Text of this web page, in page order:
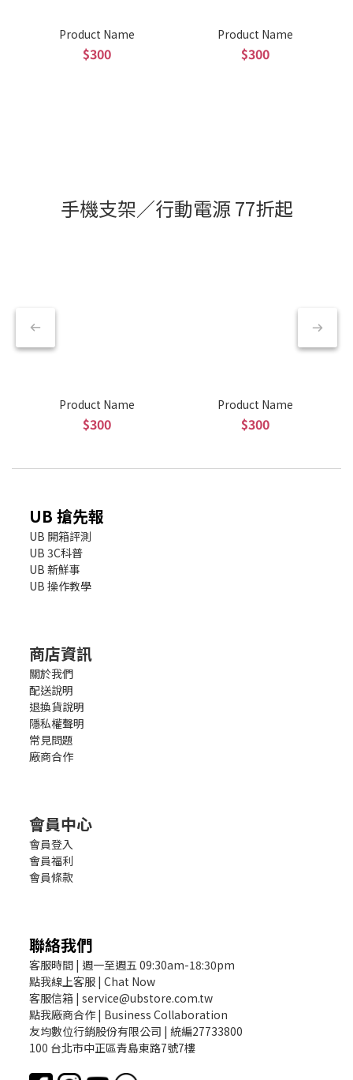
Product Name
$300
Product Name
$300
手機支架／行動電源 77折起
Product Name
$300
Product Name
$300
UB 搶先報
UB 開箱評測
UB 3C科普
UB 新鮮事
UB 操作教學
商店資訊
關於我們
配送說明
退換貨說明
隱私權聲明
常見問題
廠商合作
會員中心
會員登入
會員福利
會員條款
聯絡我們
客服時間 | 週一至週五 09:30am-18:30pm
點我線上客服 | Chat Now
客服信箱 | service@ubstore.com.tw
點我廠商合作 | Business Collaboration
友均數位行銷股份有限公司 | 統編27733800
100 台北市中正區青島東路7號7樓